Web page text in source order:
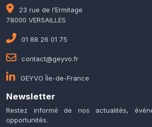
23 rue de l’Ermitage
78000 VERSAILLES
01 88 26 01 75
contact@geyvo.fr
GEYVO Île-de-France
Newsletter
Restez informé de nos actualités,
opportunités.